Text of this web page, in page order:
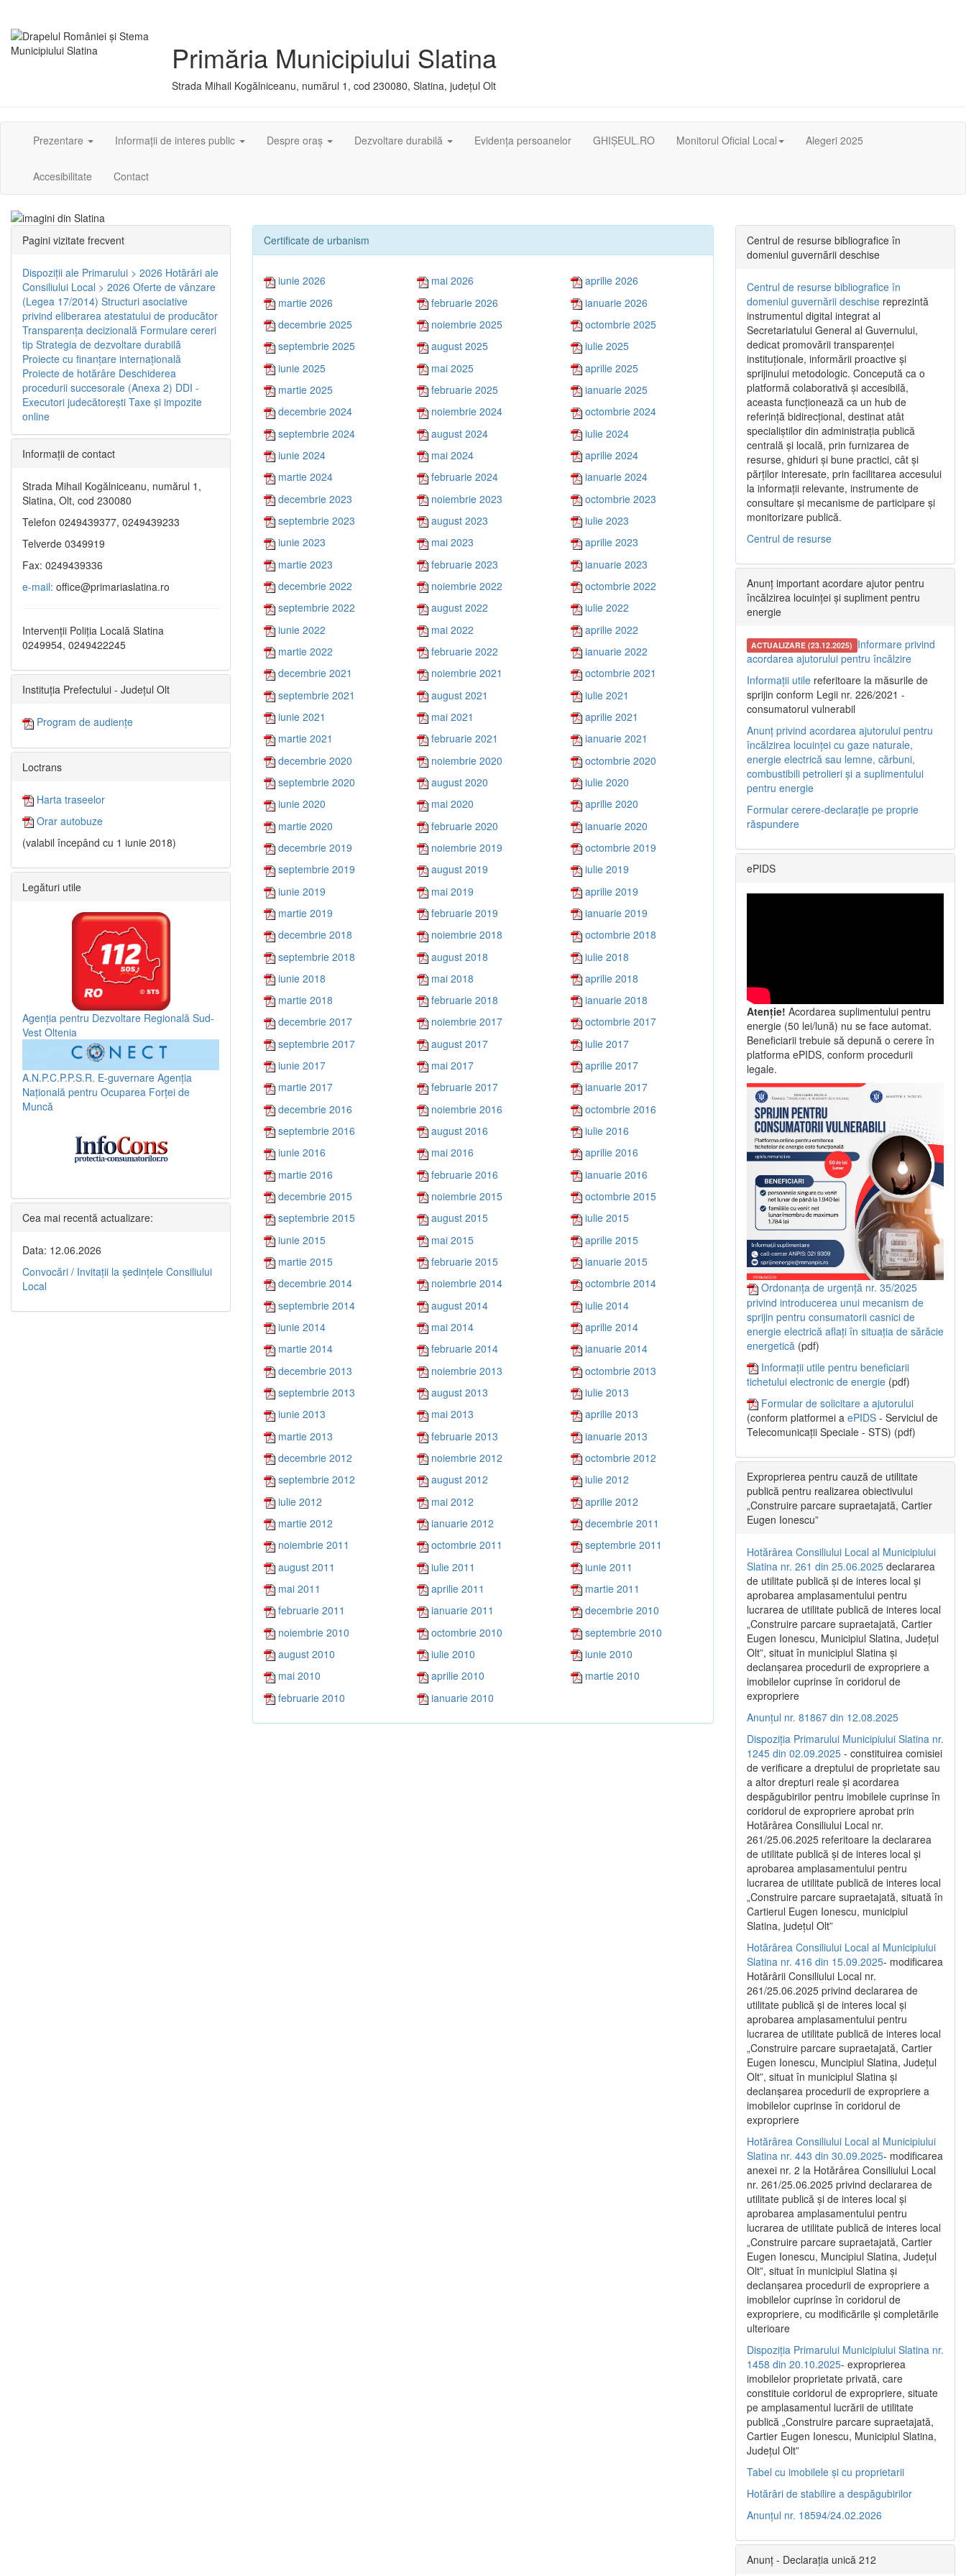
Primăria Municipiului Slatina
Strada Mihail Kogălniceanu, numărul 1, cod 230080, Slatina, județul Olt
Prezentare Informații de interes public Despre oraș Dezvoltare durabilă Evidența persoanelor GHIȘEUL.RO Monitorul Oficial Local Alegeri 2025
Accesibilitate Contact
Certificate de urbanism
iunie 2026 mai 2026
aprilie 2026
martie 2026
februarie 2026
ianuarie 2026
decembrie 2025
noiembrie 2025
octombrie 2025
septembrie 2025
august 2025
iulie 2025
iunie 2025
mai 2025
aprilie 2025
martie 2025
februarie 2025
ianuarie 2025
decembrie 2024
noiembrie 2024
octombrie 2024
septembrie 2024
august 2024
iulie 2024
iunie 2024
mai 2024
aprilie 2024
martie 2024
februarie 2024
ianuarie 2024
decembrie 2023
noiembrie 2023
octombrie 2023
septembrie 2023
august 2023
iulie 2023
iunie 2023
mai 2023
aprilie 2023
martie 2023
februarie 2023
ianuarie 2023
decembrie 2022
noiembrie 2022
octombrie 2022
septembrie 2022
august 2022
iulie 2022
iunie 2022
mai 2022
aprilie 2022
martie 2022
februarie 2022
ianuarie 2022
decembrie 2021
noiembrie 2021
octombrie 2021
septembrie 2021
august 2021
iulie 2021
iunie 2021
mai 2021
aprilie 2021
martie 2021
februarie 2021
ianuarie 2021
decembrie 2020
noiembrie 2020
octombrie 2020
septembrie 2020
august 2020
iulie 2020
iunie 2020
mai 2020
aprilie 2020
martie 2020
februarie 2020
ianuarie 2020
decembrie 2019
noiembrie 2019
octombrie 2019
septembrie 2019
august 2019
iulie 2019
iunie 2019
mai 2019
aprilie 2019
martie 2019
februarie 2019
ianuarie 2019
decembrie 2018
noiembrie 2018
octombrie 2018
septembrie 2018
august 2018
iulie 2018
iunie 2018
mai 2018
aprilie 2018
martie 2018
februarie 2018
ianuarie 2018
decembrie 2017
noiembrie 2017
octombrie 2017
septembrie 2017
august 2017
iulie 2017
iunie 2017
mai 2017
aprilie 2017
martie 2017
februarie 2017
ianuarie 2017
decembrie 2016
noiembrie 2016
octombrie 2016
septembrie 2016
august 2016
iulie 2016
iunie 2016
mai 2016
aprilie 2016
martie 2016
februarie 2016
ianuarie 2016
decembrie 2015
noiembrie 2015
octombrie 2015
septembrie 2015
august 2015
iulie 2015
iunie 2015
mai 2015
aprilie 2015
martie 2015
februarie 2015
ianuarie 2015
decembrie 2014
noiembrie 2014
octombrie 2014
septembrie 2014
august 2014
iulie 2014
iunie 2014
mai 2014
aprilie 2014
martie 2014
februarie 2014
ianuarie 2014
decembrie 2013
noiembrie 2013
octombrie 2013
septembrie 2013
august 2013
iulie 2013
iunie 2013
mai 2013
aprilie 2013
martie 2013
februarie 2013
ianuarie 2013
decembrie 2012
noiembrie 2012
octombrie 2012
septembrie 2012
august 2012
iulie 2012
iulie 2012
mai 2012
aprilie 2012
martie 2012
ianuarie 2012
decembrie 2011
noiembrie 2011
octombrie 2011
septembrie 2011
august 2011
iulie 2011
iunie 2011
mai 2011
aprilie 2011
martie 2011
februarie 2011
ianuarie 2011
decembrie 2010
noiembrie 2010
octombrie 2010
septembrie 2010
august 2010
iulie 2010
iunie 2010
mai 2010
aprilie 2010
martie 2010
februarie 2010
ianuarie 2010
Pagini vizitate frecvent
Dispoziţii ale Primarului > 2026 Hotărâri ale
Consiliului Local > 2026 Oferte de vânzare
(Legea 17/2014) Structuri asociative
privind eliberarea atestatului de producător
Transparenţa decizională Formulare cereri
tip Strategia de dezvoltare durabilă
Proiecte cu finanţare internaţională
Proiecte de hotărâre Deschiderea
procedurii succesorale (Anexa 2) DDI -
Executori judecătorești Taxe şi impozite
online
Informaţii de contact
Strada Mihail Kogălniceanu, numărul 1,
Slatina, Olt, cod 230080
Telefon 0249439377, 0249439233
Telverde 0349919
Fax: 0249439336
e-mail: office@primariaslatina.ro
Intervenții Poliția Locală Slatina
0249954, 0249422245
Instituția Prefectului - Județul Olt
Program de audiențe
Loctrans
Harta traseelor
Orar autobuze
(valabil începând cu 1 iunie 2018)
Legături utile
Agenția pentru Dezvoltare Regională Sud-
Vest Oltenia
A.N.P.C.P.P.S.R. E-guvernare Agenția
Națională pentru Ocuparea Forței de
Muncă
Cea mai recentă actualizare:
Data: 12.06.2026
Convocări / Invitaţii la şedinţele Consiliului
Local
Centrul de resurse bibliografice în
domeniul guvernării deschise
Centrul de resurse bibliografice în
domeniul guvernării deschise reprezintă
instrumentul digital integrat al
Secretariatului General al Guvernului,
dedicat promovării transparenței
instituționale, informării proactive și
sprijinului metodologic. Concepută ca o
platformă colaborativă și accesibilă,
aceasta funcționează ca un hub de
referință bidirecțional, destinat atât
specialiștilor din administrația publică
centrală și locală, prin furnizarea de
resurse, ghiduri și bune practici, cât și
părților interesate, prin facilitarea accesului
la informații relevante, instrumente de
consultare și mecanisme de participare și
monitorizare publică.
Centrul de resurse
Anunț important acordare ajutor pentru
încălzirea locuinței și supliment pentru
energie
ACTUALIZARE (23.12.2025) Informare privind
acordarea ajutorului pentru încălzire
Informații utile referitoare la măsurile de
sprijin conform Legii nr. 226/2021 -
consumatorul vulnerabil
Anunț privind acordarea ajutorului pentru
încălzirea locuinței cu gaze naturale,
energie electrică sau lemne, cărbuni,
combustibili petrolieri și a suplimentului
pentru energie
Formular cerere-declarație pe proprie
răspundere
ePIDS
Atenție! Acordarea suplimentului pentru
energie (50 lei/lună) nu se face automat.
Beneficiarii trebuie să depună o cerere în
platforma ePIDS, conform procedurii
legale.
Ordonanța de urgență nr. 35/2025
privind introducerea unui mecanism de
sprijin pentru consumatorii casnici de
energie electrică aflați în situația de sărăcie
energetică (pdf)
Informații utile pentru beneficiarii
tichetului electronic de energie (pdf)
Formular de solicitare a ajutorului
(conform platformei a ePIDS - Serviciul de
Telecomunicații Speciale - STS) (pdf)
Exproprierea pentru cauză de utilitate
publică pentru realizarea obiectivului
„Construire parcare supraetajată, Cartier
Eugen Ionescu”
Hotărârea Consiliului Local al Municipiului
Slatina nr. 261 din 25.06.2025 declararea
de utilitate publică și de interes local și
aprobarea amplasamentului pentru
lucrarea de utilitate publică de interes local
„Construire parcare supraetajată, Cartier
Eugen Ionescu, Municipiul Slatina, Județul
Olt”, situat în municipiul Slatina și
declanșarea procedurii de expropriere a
imobilelor cuprinse în coridorul de
expropriere
Anunțul nr. 81867 din 12.08.2025
Dispoziția Primarului Municipiului Slatina nr.
1245 din 02.09.2025 - constituirea comisiei
de verificare a dreptului de proprietate sau
a altor drepturi reale și acordarea
despăgubirilor pentru imobilele cuprinse în
coridorul de expropriere aprobat prin
Hotărârea Consiliului Local nr.
261/25.06.2025 referitoare la declararea
de utilitate publică și de interes local și
aprobarea amplasamentului pentru
lucrarea de utilitate publică de interes local
„Construire parcare supraetajată, situată în
Cartierul Eugen Ionescu, municipiul
Slatina, județul Olt”
Hotărârea Consiliului Local al Municipiului
Slatina nr. 416 din 15.09.2025- modificarea
Hotărârii Consiliului Local nr.
261/25.06.2025 privind declararea de
utilitate publică și de interes local și
aprobarea amplasamentului pentru
lucrarea de utilitate publică de interes local
„Construire parcare supraetajată, Cartier
Eugen Ionescu, Muncipiul Slatina, Județul
Olt”, situat în municipiul Slatina și
declanșarea procedurii de expropriere a
imobilelor cuprinse în coridorul de
expropriere
Hotărârea Consiliului Local al Municipiului
Slatina nr. 443 din 30.09.2025- modificarea
anexei nr. 2 la Hotărârea Consiliului Local
nr. 261/25.06.2025 privind declararea de
utilitate publică şi de interes local şi
aprobarea amplasamentului pentru
lucrarea de utilitate publică de interes local
„Construire parcare supraetajată, Cartier
Eugen Ionescu, Muncipiul Slatina, Judeţul
Olt”, situat în municipiul Slatina şi
declanşarea procedurii de expropriere a
imobilelor cuprinse în coridorul de
expropriere, cu modificările şi completările
ulterioare
Dispoziția Primarului Municipiului Slatina nr.
1458 din 20.10.2025- exproprierea
imobilelor proprietate privată, care
constituie coridorul de expropriere, situate
pe amplasamentul lucrării de utilitate
publică „Construire parcare supraetajată,
Cartier Eugen Ionescu, Municipiul Slatina,
Județul Olt”
Tabel cu imobilele și cu proprietarii
Hotărâri de stabilire a despăgubirilor
Anunțul nr. 18594/24.02.2026
Anunț - Declarația unică 212